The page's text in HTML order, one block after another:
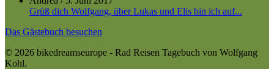
Grüß dich Wolfgang, über Lukas und Elis bin ich auf...
Das Gästebuch besuchen
© 2026 bikedreamseurope - Rad Reisen Tagebuch von Wolfgang
Kohl.